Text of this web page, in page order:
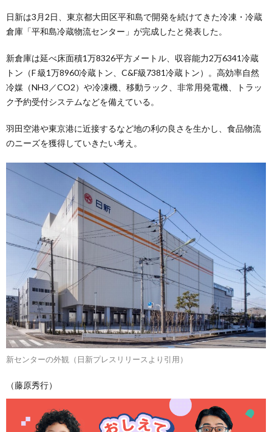
日新は3月2日、東京都大田区平和島で開発を続けてきた冷凍・冷蔵
倉庫「平和島冷蔵物流センター」が完成したと発表した。
新倉庫は延べ床面積1万8326平方メートル、収容能力2万6341冷蔵
トン（F 級1万8960冷蔵トン、C&F級7381冷蔵トン）。高効率自然
冷媒（NH3／CO2）や冷凍機、移動ラック、非常用発電機、トラッ
ク予約受付システムなどを備えている。
羽田空港や東京港に近接するなど地の利の良さを生かし、食品物流
のニーズを獲得していきたい考え。
新センターの外観（日新プレスリリースより引用）
（藤原秀行）